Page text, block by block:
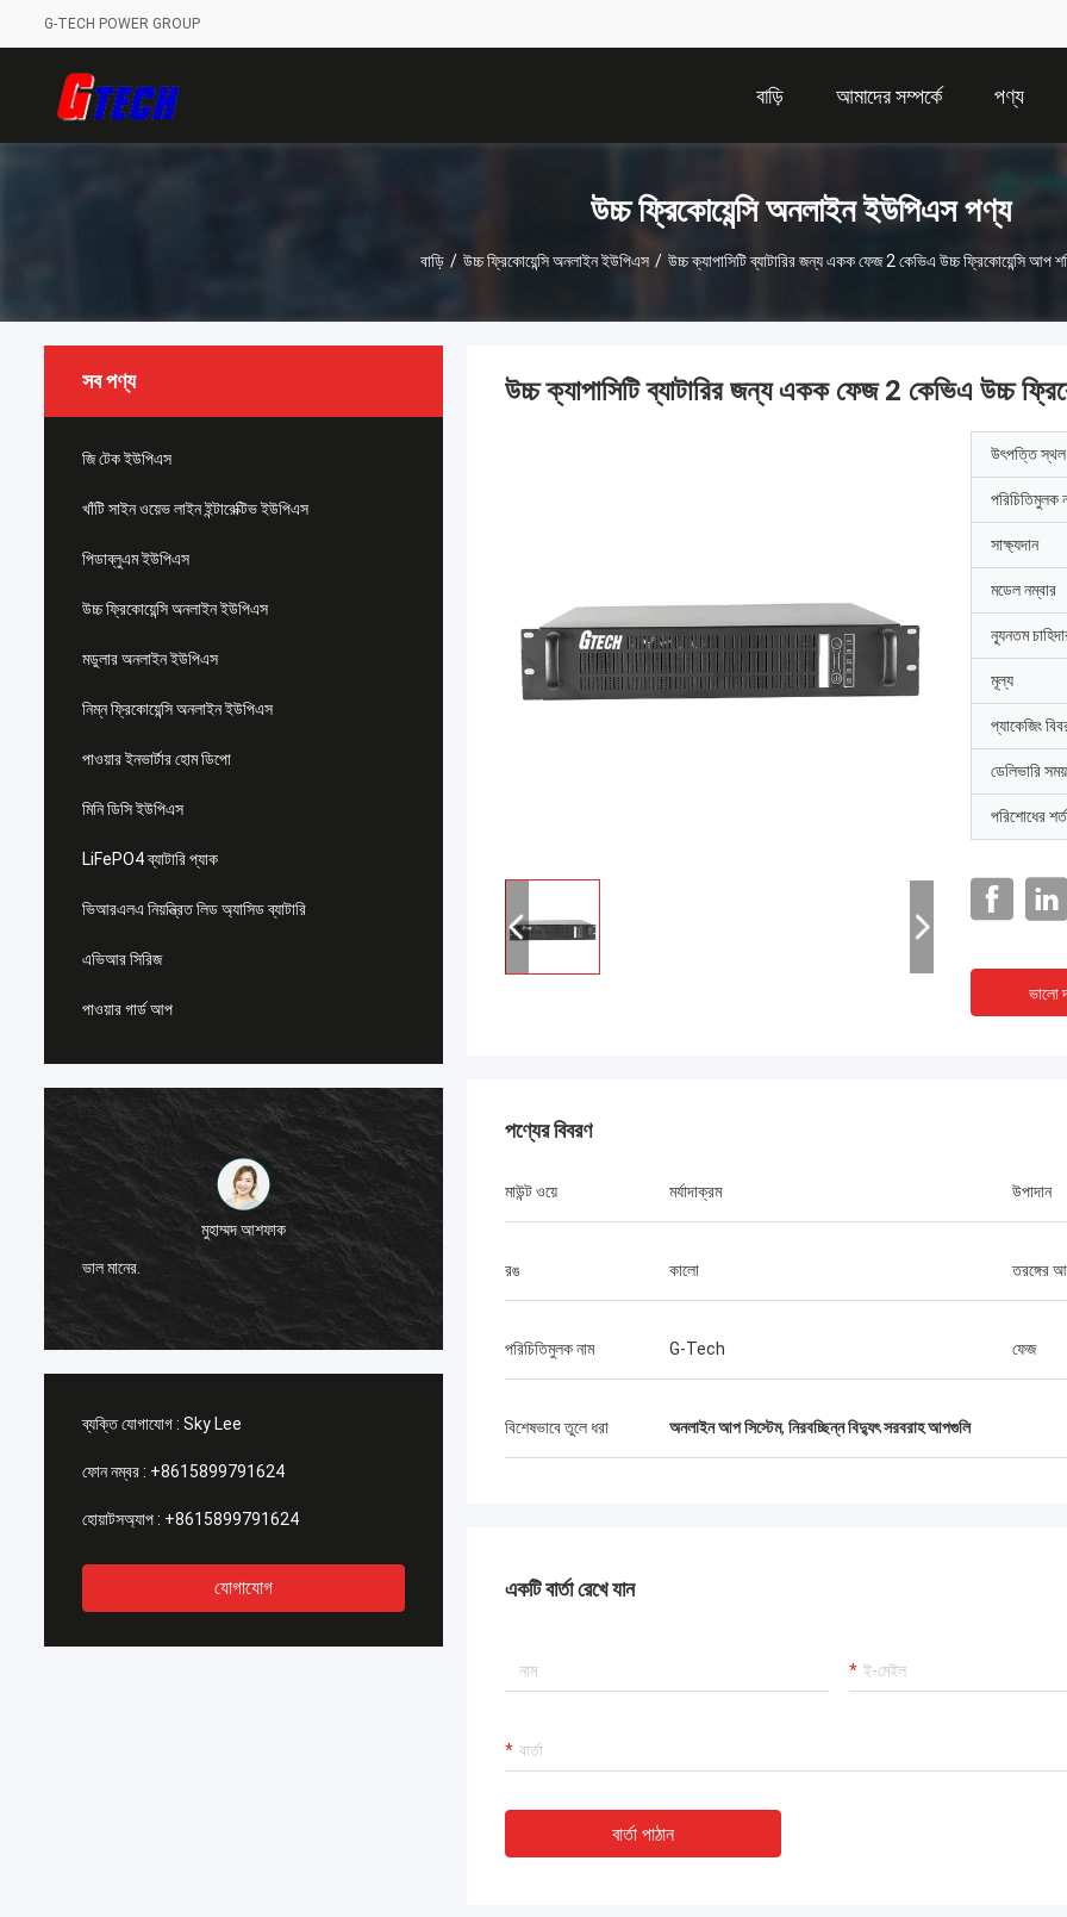
G-TECH POWER GROUP
বাড়ি আমাদের সম্পর্কে পণ্য
উচ্চ ফ্রিকোয়েন্সি অনলাইন ইউপিএস পণ্য
বাড়ি / উচ্চ ফ্রিকোয়েন্সি অনলাইন ইউপিএস / উচ্চ ক্যাপাসিটি ব্যাটারির জন্য একক ফেজ 2 কেভিএ উচ্চ ফ্রিকোয়েন্সি আপ
সব পণ্য
জি টেক ইউপিএস
খাঁটি সাইন ওয়েভ লাইন ইন্টারেক্টিভ ইউপিএস
পিডাব্লুএম ইউপিএস
উচ্চ ফ্রিকোয়েন্সি অনলাইন ইউপিএস
মডুলার অনলাইন ইউপিএস
নিম্ন ফ্রিকোয়েন্সি অনলাইন ইউপিএস
পাওয়ার ইনভার্টার হোম ডিপো
মিনি ডিসি ইউপিএস
LiFePO4 ব্যাটারি প্যাক
ভিআরএলএ নিয়ন্ত্রিত লিড অ্যাসিড ব্যাটারি
এভিআর সিরিজ
পাওয়ার গার্ড আপ
মুহাম্মদ আশফাক
ভাল মানের.
স্থিতিশীল এবং ভাল পরিষেবা সহ, আমি এটির প্রশংসা করি!
ব্যক্তি যোগাযোগ : Sky Lee
ফোন নম্বর : +8615899791624
হোয়াটসঅ্যাপ : +8615899791624
যোগাযোগ
উচ্চ ক্যাপাসিটি ব্যাটারির জন্য একক ফেজ 2 কেভিএ উচ্চ
উৎপত্তি স্থল
পরিচিতিমুলক
সাক্ষ্যদান
মডেল নম্বার
ন্যূনতম
মূল্য
প্যাকেজিং
ডেলিভারি সময়
পরিশোধের শর্ত
ভালো
পণ্যের বিবরণ
মাউন্ট ওয়ে মর্যাদাক্রম উপাদান
রঙ কালো তরঙ্গের
পরিচিতিমুলক নাম G-Tech ফেজ
বিশেষভাবে তুলে ধরা অনলাইন আপ সিস্টেম, নিরবচ্ছিন্ন বিদ্যুৎ সরবরাহ আপগুলি
একটি বার্তা রেখে যান
বার্তা পাঠান